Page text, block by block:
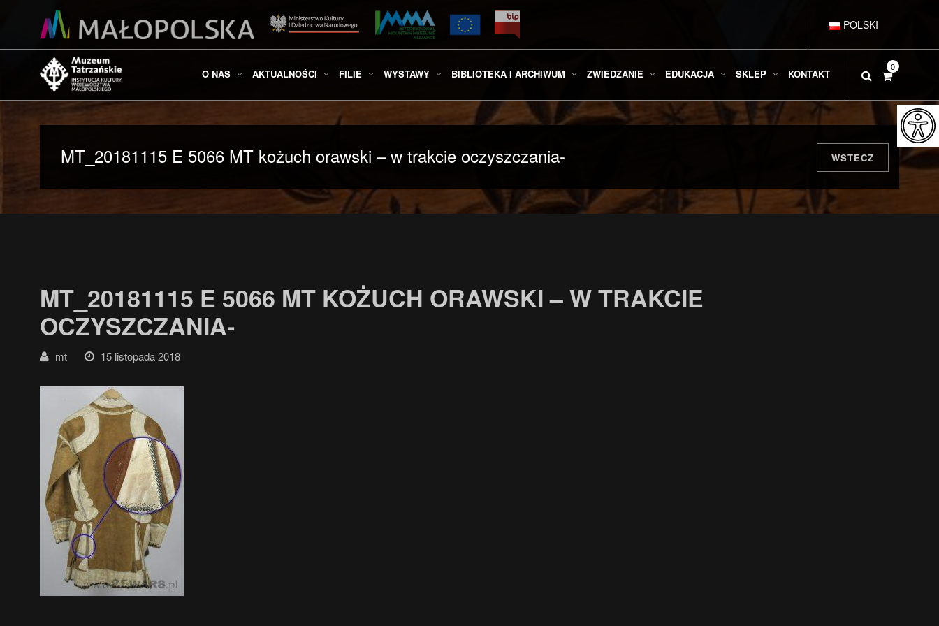
POLSKI
DEUTSCH
ESPAÑOL
O NAS AKTUALNOŚCI FILIE WYSTAWY BIBLIOTEKA I ARCHIWUM ZWIEDZANIE EDUKACJA SKLEP KONTAKT
0
MT_20181115 E 5066 MT kożuch orawski – w trakcie oczyszczania- WSTECZ
MT_20181115 E 5066 MT KOŻUCH ORAWSKI – W TRAKCIE
OCZYSZCZANIA-
mt 15 listopada 2018